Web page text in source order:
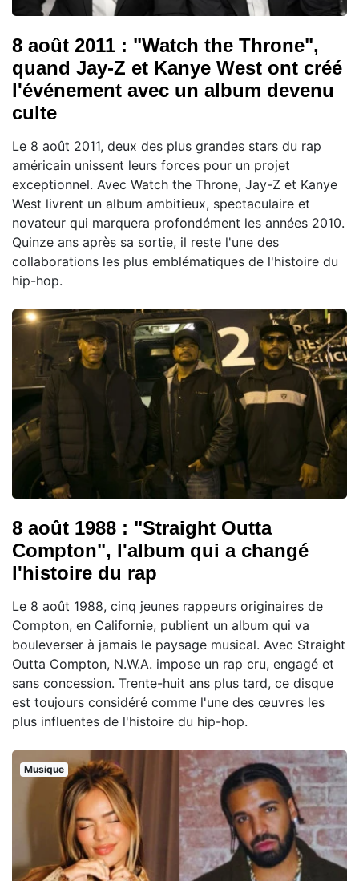
8 août 2011 : "Watch the Throne",
quand Jay-Z et Kanye West ont créé
l'événement avec un album devenu
culte
Le 8 août 2011, deux des plus grandes stars du rap
américain unissent leurs forces pour un projet
exceptionnel. Avec Watch the Throne, Jay-Z et Kanye
West livrent un album ambitieux, spectaculaire et
novateur qui marquera profondément les années 2010.
Quinze ans après sa sortie, il reste l'une des
collaborations les plus emblématiques de l'histoire du
hip-hop.
8 août 1988 : "Straight Outta
Compton", l'album qui a changé
l'histoire du rap
Le 8 août 1988, cinq jeunes rappeurs originaires de
Compton, en Californie, publient un album qui va
bouleverser à jamais le paysage musical. Avec Straight
Outta Compton, N.W.A. impose un rap cru, engagé et
sans concession. Trente-huit ans plus tard, ce disque
est toujours considéré comme l'une des œuvres les
plus influentes de l'histoire du hip-hop.
Musique